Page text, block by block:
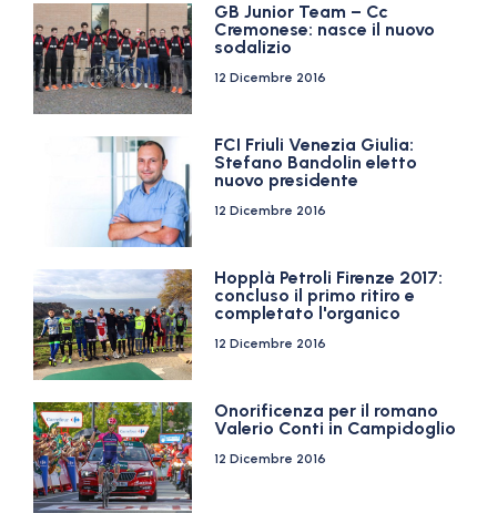
GB Junior Team – Cc
Cremonese: nasce il nuovo
sodalizio
12 Dicembre 2016
FCI Friuli Venezia Giulia:
Stefano Bandolin eletto
nuovo presidente
12 Dicembre 2016
Hopplà Petroli Firenze 2017:
concluso il primo ritiro e
completato l'organico
12 Dicembre 2016
Onorificenza per il romano
Valerio Conti in Campidoglio
12 Dicembre 2016